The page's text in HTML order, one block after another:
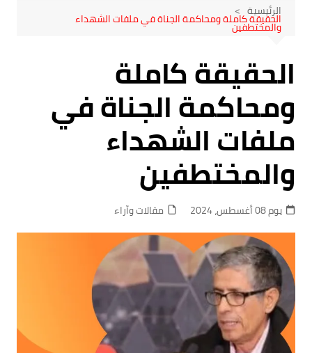
الرئيسية
الحقيقة كاملة ومحاكمة الجناة في ملفات الشهداء
والمختطفين
الحقيقة كاملة
ومحاكمة الجناة في
ملفات الشهداء
والمختطفين
يوم 08 أغسطس، 2024 مقالات وآراء